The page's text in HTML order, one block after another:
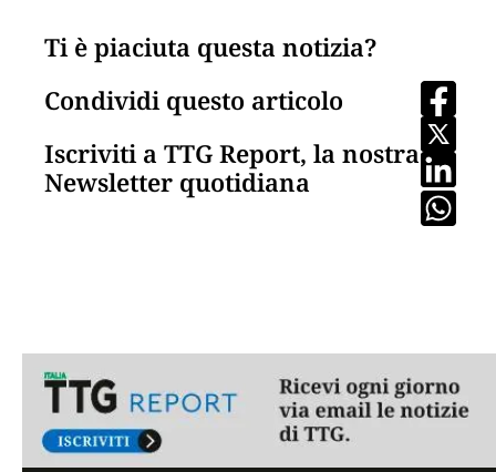
Ti è piaciuta questa notizia?
Condividi questo articolo
Iscriviti a TTG Report, la nostra
Newsletter quotidiana